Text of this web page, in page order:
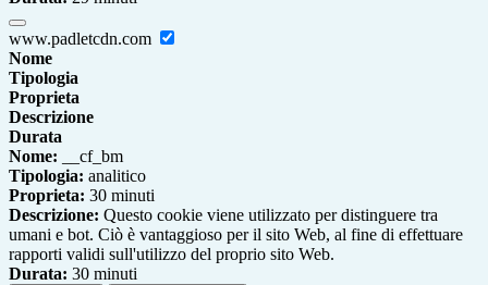
www.padletcdn.com
Nome
Tipologia
Proprieta
Descrizione
Durata
Nome: __cf_bm
Tipologia: analitico
Proprieta: 30 minuti
Descrizione: Questo cookie viene utilizzato per distinguere tra
umani e bot. Ciò è vantaggioso per il sito Web, al fine di effettuare
rapporti validi sull'utilizzo del proprio sito Web.
Durata: 30 minuti